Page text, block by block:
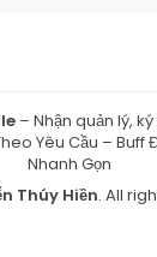
– Nhận quản lý,
Yêu Cầu – Buff
Nhanh Gọn
Thúy Hiền. All